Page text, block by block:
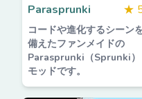
Parasprunki ★
コードや進化するシーン
備えたファンメイドの
Parasprunki（Sprunki）
モッドです。